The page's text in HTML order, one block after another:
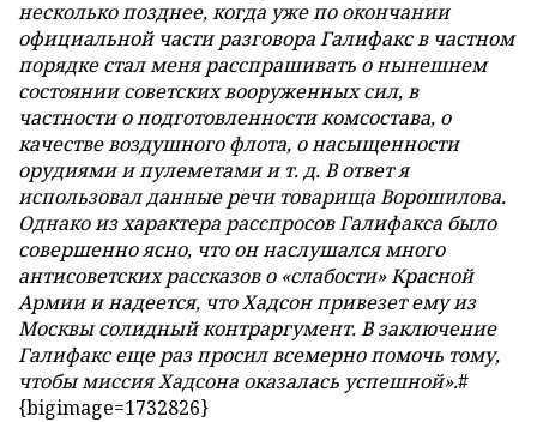
несколько позднее, когда уже по окончании
официальной части разговора Галифакс в частном
порядке стал меня расспрашивать о нынешнем
состоянии советских вооруженных сил, в
частности о подготовленности комсостава, о
качестве воздушного флота, о насыщенности
орудиями и пулеметами и т. д. В ответ я
использовал данные речи товарища Ворошилова.
Однако из характера расспросов Галифакса было
совершенно ясно, что он наслушался много
антисоветских рассказов о «слабости» Красной
Армии и надеется, что Хадсон привезет ему из
Москвы солидный контраргумент. В заключение
Галифакс еще раз просил всемерно помочь тому,
чтобы миссия Хадсона оказалась успешной».#
{bigimage=1732826}